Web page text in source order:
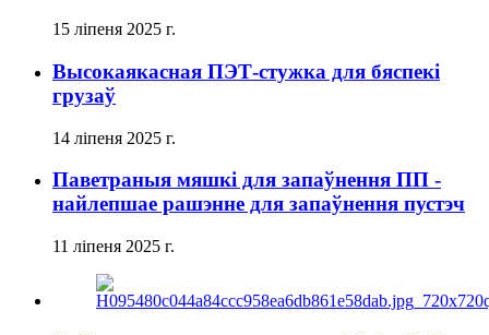
15 ліпеня 2025 г.
Высокаякасная ПЭТ-стужка для бяспекі
грузаў
14 ліпеня 2025 г.
Паветраныя мяшкі для запаўнення ПП -
найлепшае рашэнне для запаўнення пустэч
11 ліпеня 2025 г.